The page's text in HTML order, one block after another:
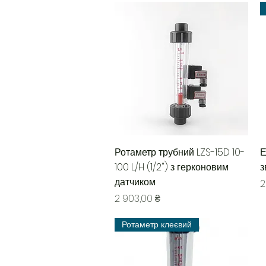
Быстрый просмотр
Ротаметр трубний LZS-15D 10-
100 L/H (1/2") з герконовим
датчиком
Цена
2 903,00 ₴
Ротаметр клеєвий